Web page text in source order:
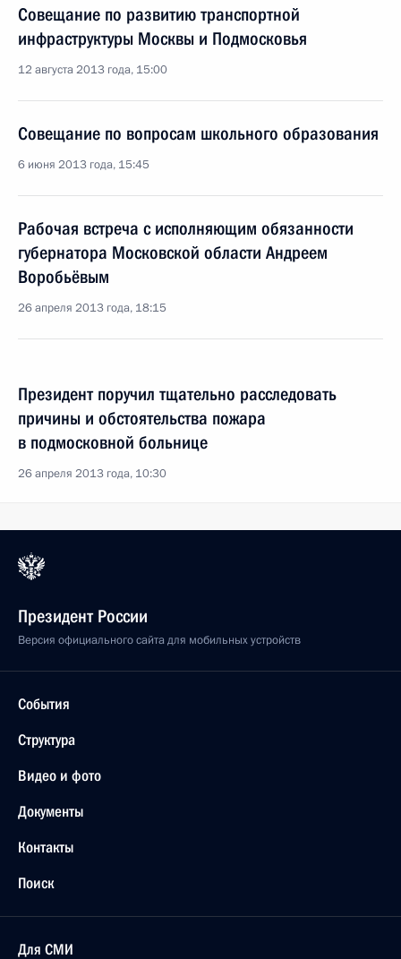
Совещание по развитию транспортной
инфраструктуры Москвы и Подмосковья
12 августа 2013 года, 15:00
Совещание по вопросам школьного образования
6 июня 2013 года, 15:45
Рабочая встреча с исполняющим обязанности
губернатора Московской области Андреем
Воробьёвым
26 апреля 2013 года, 18:15
Президент поручил тщательно расследовать
причины и обстоятельства пожара
в подмосковной больнице
26 апреля 2013 года, 10:30
Президент России
Версия официального сайта для мобильных устройств
События
Структура
Видео и фото
Документы
Контакты
Поиск
Для СМИ